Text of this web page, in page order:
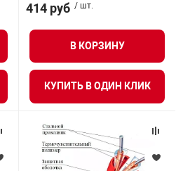
Узлы
Установки
Шкафы
Щиты
414 руб / шт.
В КОРЗИНУ
КУПИТЬ В ОДИН КЛИК